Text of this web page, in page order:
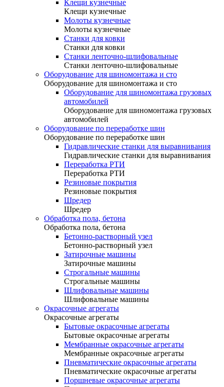
Клещи кузнечные
Клещи кузнечные
Молоты кузнечные
Молоты кузнечные
Станки для ковки
Станки для ковки
Станки ленточно-шлифовальные
Станки ленточно-шлифовальные
Оборудование для шиномонтажа и сто
Оборудование для шиномонтажа и сто
Оборудование для шиномонтажа грузовых
автомобилей
Оборудование для шиномонтажа грузовых
автомобилей
Оборудование по переработке шин
Оборудование по переработке шин
Гидравлические станки для выравнивания
Гидравлические станки для выравнивания
Переработка РТИ
Переработка РТИ
Резиновые покрытия
Резиновые покрытия
Шредер
Шредер
Обработка пола, бетона
Обработка пола, бетона
Бетонно-растворный узел
Бетонно-растворный узел
Затирочные машины
Затирочные машины
Строгальные машины
Строгальные машины
Шлифовальные машины
Шлифовальные машины
Окрасочные агрегаты
Окрасочные агрегаты
Бытовые окрасочные агрегаты
Бытовые окрасочные агрегаты
Мембранные окрасочные агрегаты
Мембранные окрасочные агрегаты
Пневматические окрасочные агрегаты
Пневматические окрасочные агрегаты
Поршневые окрасочные агрегаты